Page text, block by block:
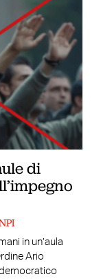
di
in un’aula
Ario